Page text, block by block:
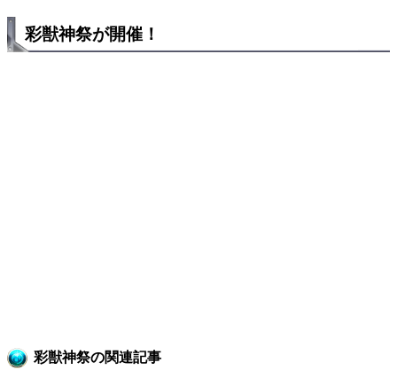
彩獣神祭が開催！
彩獣神祭の関連記事